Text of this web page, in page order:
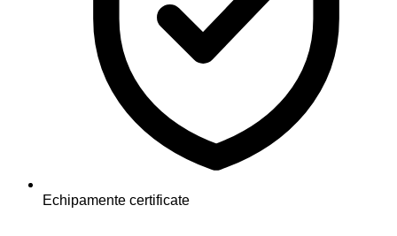
Echipamente certificate